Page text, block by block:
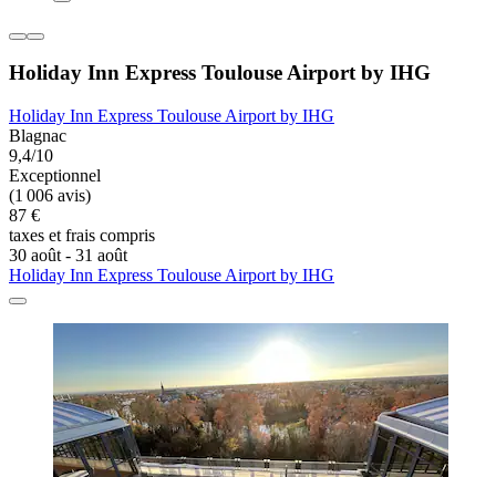
Holiday Inn Express Toulouse Airport by IHG
Holiday Inn Express Toulouse Airport by IHG
Blagnac
9,4/10
Exceptionnel
(1 006 avis)
87 €
taxes et frais compris
30 août - 31 août
Holiday Inn Express Toulouse Airport by IHG